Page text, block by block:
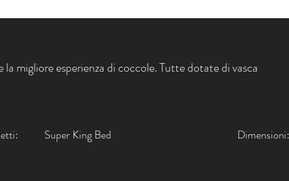
migliore esperienza di coccole. Tutte dotate di vasca
Super King Bed Dimensioni: